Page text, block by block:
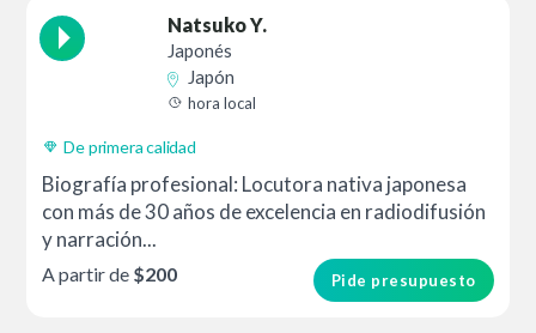
Natsuko Y.
Japonés
Japón
hora local
De primera calidad
Biografía profesional: Locutora nativa japonesa
con más de 30 años de excelencia en radiodifusión
y narración...
Pide presupuesto
A partir de $200